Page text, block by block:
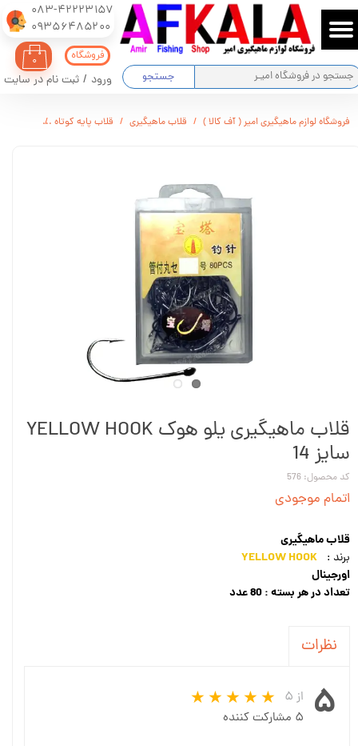
083-42223157
​​​​​​​09356485200
جستجو
۰
ورود / ثبت نام در سایت
حساب کاربری من
تغییر گذر واژه
فروشگاه
فروشگاه لوازم ماهیگیری امیر ( آف کالا ) قلاب ماهیگیری قلاب پایه کوتاه
قلاب ماهیگیری یلو هوک YELLOW HOOK
سایز 14
کد محصول: 576
اتمام موجودی
قلاب ماهیگیری
برند : YELLOW HOOK
اورجینال
تعداد در هر بسته : 80 عدد
نظرات
۵ از ۵
۵ مشارکت کننده